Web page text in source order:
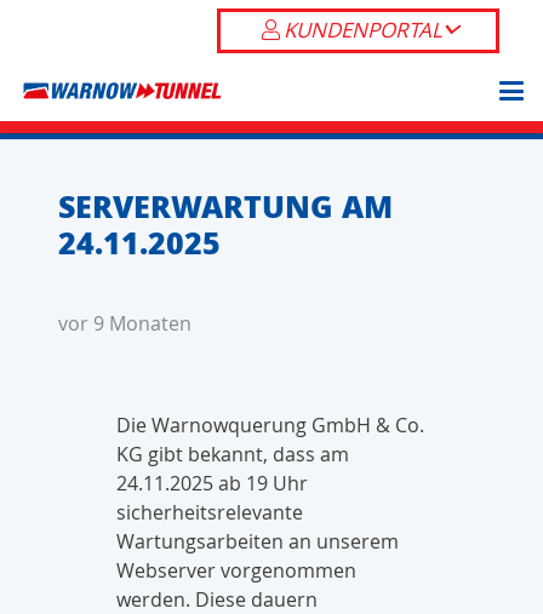
KUNDENPORTAL
SERVERWARTUNG AM
24.11.2025
vor 9 Monaten
Die Warnowquerung GmbH & Co.
KG gibt bekannt, dass am
24.11.2025 ab 19 Uhr
sicherheitsrelevante
Wartungsarbeiten an unserem
Webserver vorgenommen
werden. Diese dauern